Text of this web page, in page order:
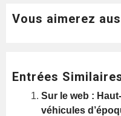
Vous aimerez
Entrées
Sur le web :
véhicules